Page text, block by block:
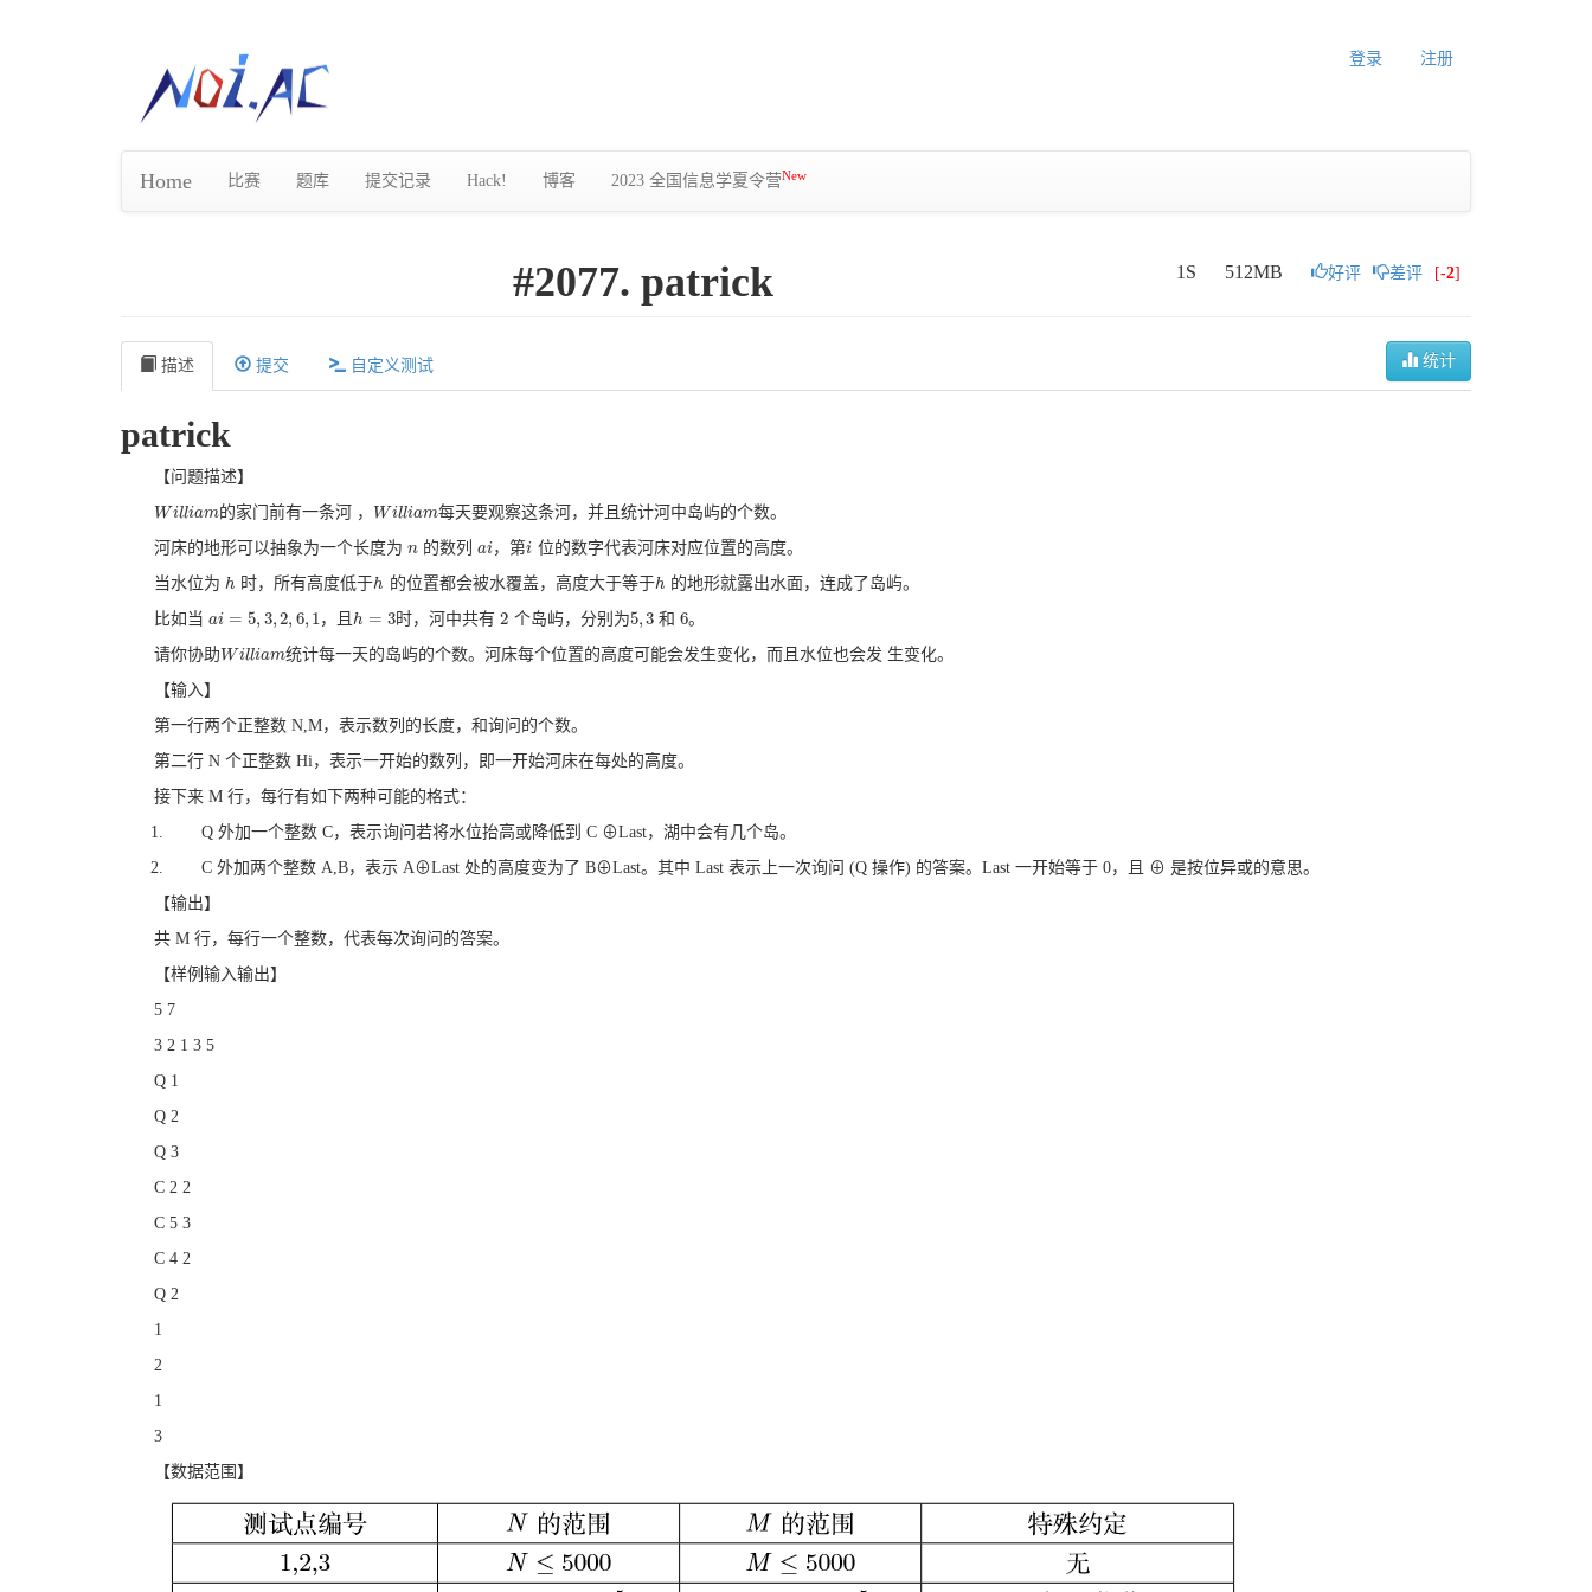
登录 注册
Home 比赛 题库 提交记录 Hack! 博客 2023 全国信息学夏令营New
1S 512MB 好评 差评 [-2]
#2077. patrick
统计
描述 提交 自定义测试
patrick
【问题描述】
William
William 的家门前有一条河 ，William
William
每天要观察这条河，并且统计河中岛屿的个数。
河床的地形可以抽象为一个长度为 n
n 的数列ai
ai ，第i
i 位的数字代表河床对应位置的高度。
当水位为 h
h 时，所有高度低于h
h 的位置都会被水覆盖，高度大于等于h
h 的地形就露出水面，连成了岛屿。
比如当 ai = 5, 3,2, 6, 1
ai= 5, 3,2 ,6 ,1 ，且h = 3
h=3 时，河中共有2
2 个岛屿，分别为5,3
5, 3和 6
6。
请你协助 William
William
统计每一天的岛屿的个数。河床每个位置的高度可能会发生变化，而且水位也会发 生变化。
【输入】
第一行两个正整数 N,M，表示数列的长度，和询问的个数。
第二行 N 个正整数 Hi，表示一开始的数列，即一开始河床在每处的高度。
接下来 M 行，每行有如下两种可能的格式：
Q 外加一个整数 C，表示询问若将水位抬高或降低到 C ⊕Last，湖中会有几个岛。
C 外加两个整数 A,B，表示 A⊕Last 处的高度变为了 B⊕Last。其中 Last 表示上一次询问 (Q 操作) 的答案。Last 一开始等于 0，且 ⊕ 是按位异或的意思。
【输出】
共 M 行，每行一个整数，代表每次询问的答案。
【样例输入输出】
5 7
3 2 1 3 5
Q 1
Q 2
Q 3
C 2 2
C 5 3
C 4 2
Q 2
1
2
1
3
【数据范围】